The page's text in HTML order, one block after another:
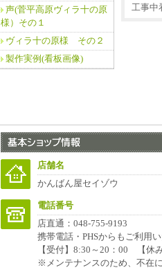
声(菅平高原ヴィラ十の原
様）その１
ヴィラ十の原様 その２
製作実例(看板画像)
工事中
店舗名
かんばん屋セイゾウ
電話番号
店直通：048-755-9193
携帯電話・PHSからもご利用い
【受付】8:30～20：00 【休
※メンテナンスのため、不在